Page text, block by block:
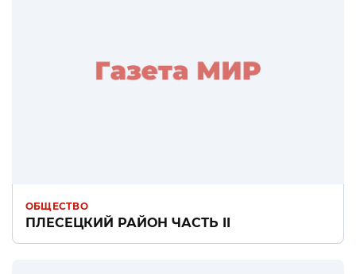
ОБЩЕСТВО
ПЛЕСЕЦКИЙ РАЙОН ЧАСТЬ II